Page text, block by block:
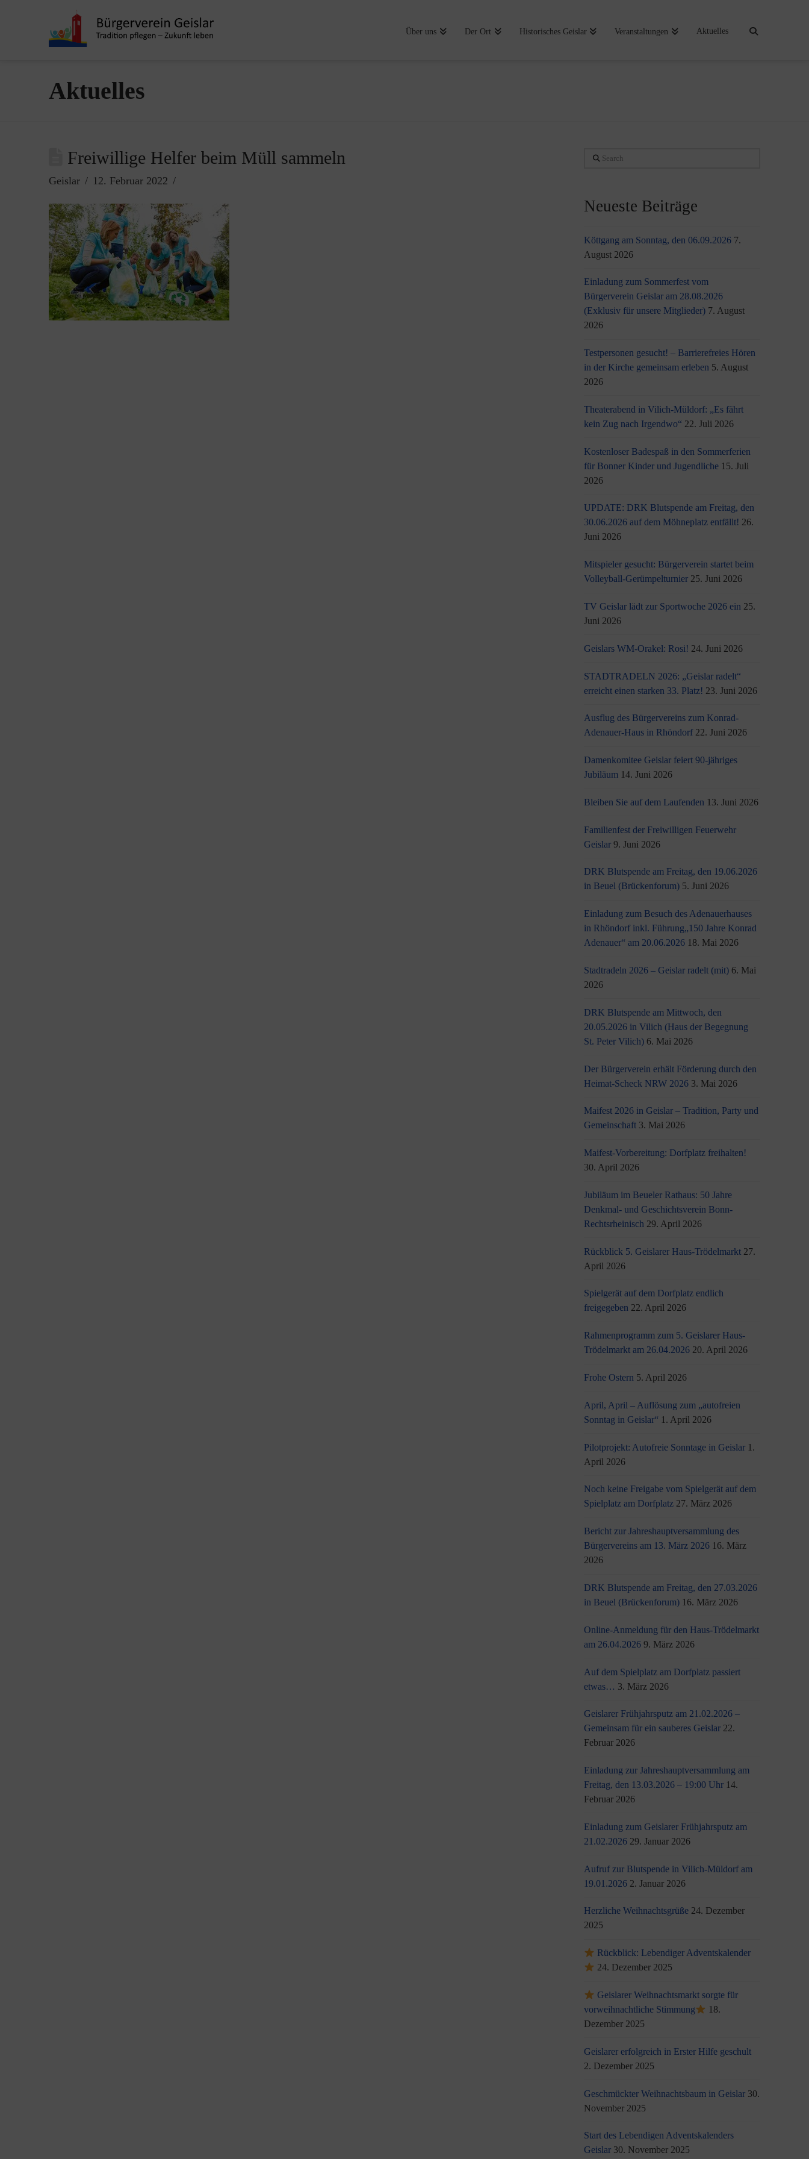
Über uns Der Ort Historisches Geislar Veranstaltungen Aktuelles
Aktuelles
Freiwillige Helfer beim Müll sammeln
Geislar 12. Februar 2022
Search
Neueste Beiträge
Köttgang am Sonntag, den 06.09.2026 7.
August 2026
Einladung zum Sommerfest vom
Bürgerverein Geislar am 28.08.2026
(Exklusiv für unsere Mitglieder) 7. August
2026
Testpersonen gesucht! – Barrierefreies Hören
in der Kirche gemeinsam erleben 5. August
2026
Theaterabend in Vilich-Müldorf: „Es fährt
kein Zug nach Irgendwo“ 22. Juli 2026
Kostenloser Badespaß in den Sommerferien
für Bonner Kinder und Jugendliche 15. Juli
2026
UPDATE: DRK Blutspende am Freitag, den
30.06.2026 auf dem Möhneplatz entfällt! 26.
Juni 2026
Mitspieler gesucht: Bürgerverein startet beim
Volleyball-Gerümpelturnier 25. Juni 2026
TV Geislar lädt zur Sportwoche 2026 ein 25.
Juni 2026
Geislars WM-Orakel: Rosi! 24. Juni 2026
STADTRADELN 2026: „Geislar radelt“
erreicht einen starken 33. Platz! 23. Juni 2026
Ausflug des Bürgervereins zum Konrad-
Adenauer-Haus in Rhöndorf 22. Juni 2026
Damenkomitee Geislar feiert 90-jähriges
Jubiläum 14. Juni 2026
Bleiben Sie auf dem Laufenden 13. Juni 2026
Familienfest der Freiwilligen Feuerwehr
Geislar 9. Juni 2026
DRK Blutspende am Freitag, den 19.06.2026
in Beuel (Brückenforum) 5. Juni 2026
Einladung zum Besuch des Adenauerhauses
in Rhöndorf inkl. Führung„150 Jahre Konrad
Adenauer“ am 20.06.2026 18. Mai 2026
Stadtradeln 2026 – Geislar radelt (mit) 6. Mai
2026
DRK Blutspende am Mittwoch, den
20.05.2026 in Vilich (Haus der Begegnung
St. Peter Vilich) 6. Mai 2026
Der Bürgerverein erhält Förderung durch den
Heimat-Scheck NRW 2026 3. Mai 2026
Maifest 2026 in Geislar – Tradition, Party und
Gemeinschaft 3. Mai 2026
Maifest-Vorbereitung: Dorfplatz freihalten!
30. April 2026
Jubiläum im Beueler Rathaus: 50 Jahre
Denkmal- und Geschichtsverein Bonn-
Rechtsrheinisch 29. April 2026
Rückblick 5. Geislarer Haus-Trödelmarkt 27.
April 2026
Spielgerät auf dem Dorfplatz endlich
freigegeben 22. April 2026
Rahmenprogramm zum 5. Geislarer Haus-
Trödelmarkt am 26.04.2026 20. April 2026
Frohe Ostern 5. April 2026
April, April – Auflösung zum „autofreien
Sonntag in Geislar“ 1. April 2026
Pilotprojekt: Autofreie Sonntage in Geislar 1.
April 2026
Noch keine Freigabe vom Spielgerät auf dem
Spielplatz am Dorfplatz 27. März 2026
Bericht zur Jahreshauptversammlung des
Bürgervereins am 13. März 2026 16. März
2026
DRK Blutspende am Freitag, den 27.03.2026
in Beuel (Brückenforum) 16. März 2026
Online-Anmeldung für den Haus-Trödelmarkt
am 26.04.2026 9. März 2026
Auf dem Spielplatz am Dorfplatz passiert
etwas… 3. März 2026
Geislarer Frühjahrsputz am 21.02.2026 –
Gemeinsam für ein sauberes Geislar 22.
Februar 2026
Einladung zur Jahreshauptversammlung am
Freitag, den 13.03.2026 – 19:00 Uhr 14.
Februar 2026
Einladung zum Geislarer Frühjahrsputz am
21.02.2026 29. Januar 2026
Aufruf zur Blutspende in Vilich-Müldorf am
19.01.2026 2. Januar 2026
Herzliche Weihnachtsgrüße 24. Dezember
2025
Rückblick: Lebendiger Adventskalender
24. Dezember 2025
Geislarer Weihnachtsmarkt sorgte für
vorweihnachtliche Stimmung
18.
Dezember 2025
Geislarer erfolgreich in Erster Hilfe geschult
2. Dezember 2025
Geschmückter Weihnachtsbaum in Geislar 30.
November 2025
Start des Lebendigen Adventskalenders
Geislar 30. November 2025